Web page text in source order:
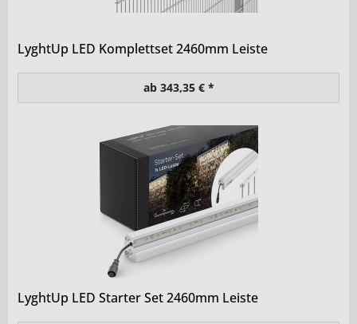
LyghtUp LED Komplettset 2460mm Leiste
ab 343,35 € *
LyghtUp LED Starter Set 2460mm Leiste